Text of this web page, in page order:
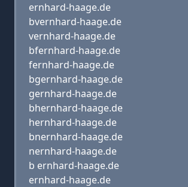
ernhard-haage.de
bvernhard-haage.de
vernhard-haage.de
bfernhard-haage.de
fernhard-haage.de
bgernhard-haage.de
gernhard-haage.de
bhernhard-haage.de
hernhard-haage.de
bnernhard-haage.de
nernhard-haage.de
b ernhard-haage.de
ernhard-haage.de